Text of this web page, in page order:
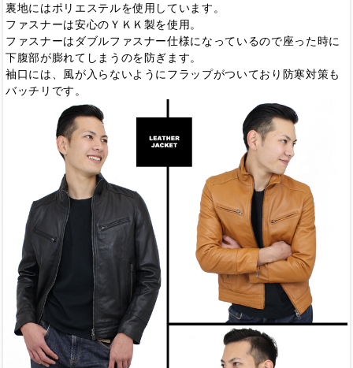
裏地にはポリエステルを使用しています。
ファスナーは安心のＹＫＫ製を使用。
ファスナーはダブルファスナー仕様になっているので座った時に
下腹部が膨れてしまうのを防ぎます。
袖口には、風が入らないようにフラップがついており防寒対策も
バッチリです。